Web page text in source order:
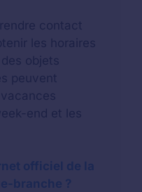
contact
les horaires
objets
peuvent
end et les
officiel de la
branche ?